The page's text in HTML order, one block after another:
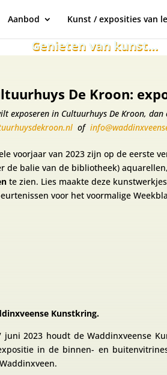
Aanbod Kunst / exposities van
Genieten van kunst…
De Kroon:
exposeren in Cultuurhuys De Kroon,
of
voorjaar van 2023 zijn op de eerste
de balie van de bibliotheek)
te zien. Lies maakte deze
voor het voormalige
Kunstkring.
juni 2023 houdt de Waddinxveense
in de binnen- en